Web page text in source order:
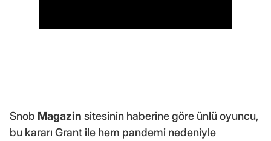
Snob Magazin sitesinin haberine göre ünlü oyuncu,
bu kararı Grant ile hem pandemi nedeniyle